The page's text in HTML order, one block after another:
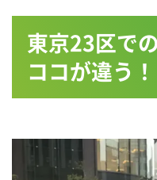
東京23区で
ココが違う！